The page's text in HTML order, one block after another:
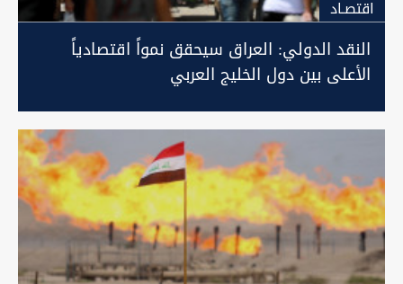
اقتصـاد
النقد الدولي: العراق سيحقق نمواً اقتصادياً
الأعلى بين دول الخليج العربي